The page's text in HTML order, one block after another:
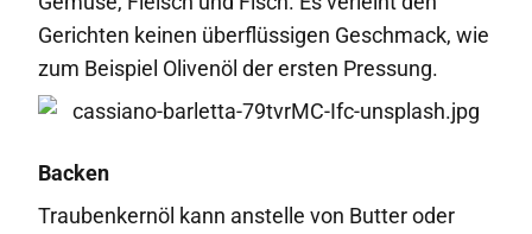
Gerichten keinen überflüssigen Geschmack, wie
zum Beispiel Olivenöl der ersten Pressung.
Backen
Traubenkernöl kann anstelle von Butter oder